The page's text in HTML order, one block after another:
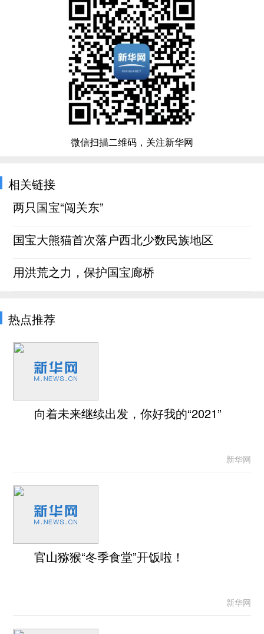
微信扫描二维码，关注新华网
相关链接
两只国宝“闯关东”
国宝大熊猫首次落户西北少数民族地区
用洪荒之力，保护国宝廊桥
热点推荐
向着未来继续出发，你好我的“2021”
新华网
官山猕猴“冬季食堂”开饭啦！
新华网